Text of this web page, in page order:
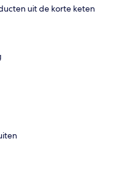
uit de korte keten